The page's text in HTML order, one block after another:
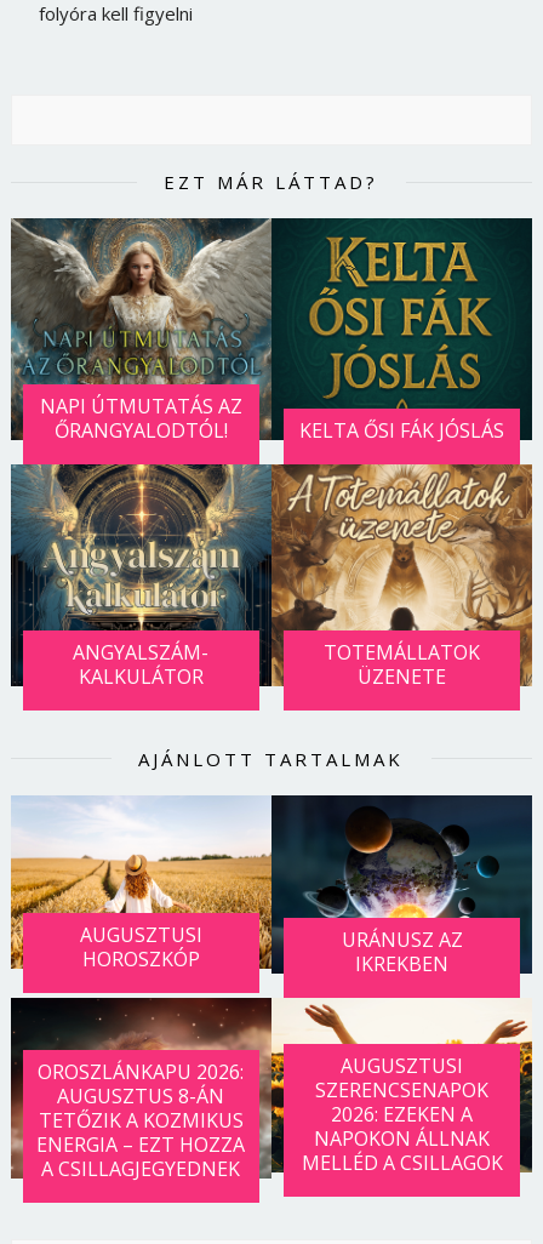
folyóra kell figyelni
EZT MÁR LÁTTAD?
NAPI ÚTMUTATÁS AZ
ŐRANGYALODTÓL!
KELTA ŐSI FÁK JÓSLÁS
ANGYALSZÁM-
KALKULÁTOR
TOTEMÁLLATOK
ÜZENETE
AJÁNLOTT TARTALMAK
AUGUSZTUSI
HOROSZKÓP
URÁNUSZ AZ
IKREKBEN
OROSZLÁNKAPU 2026:
AUGUSZTUS 8-ÁN
TETŐZIK A KOZMIKUS
ENERGIA – EZT HOZZA
A CSILLAGJEGYEDNEK
AUGUSZTUSI
SZERENCSENAPOK
2026: EZEKEN A
NAPOKON ÁLLNAK
MELLÉD A CSILLAGOK